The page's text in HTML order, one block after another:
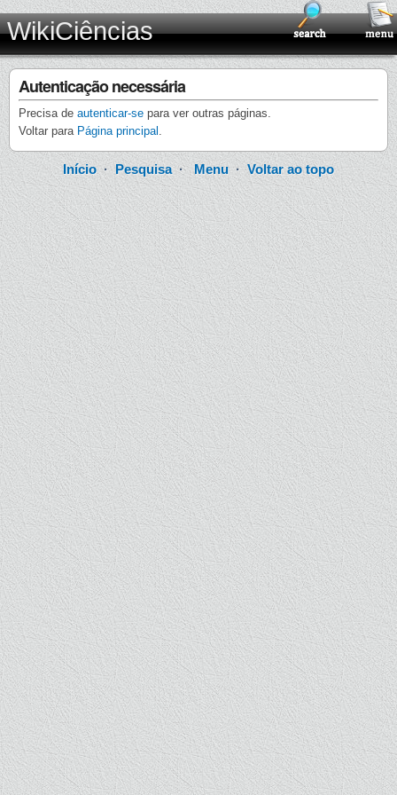
WikiCiências
Autenticação necessária
Precisa de autenticar-se para ver outras páginas.
Voltar para Página principal .
Início · Pesquisa·Menu ·Voltar ao topo